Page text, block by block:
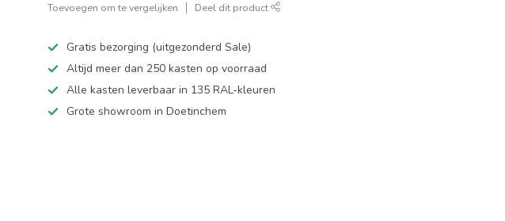
Toevoegen om te vergelijken Deel dit product
Gratis bezorging (uitgezonderd Sale)
Altijd meer dan 250 kasten op voorraad
Alle kasten leverbaar in 135 RAL-kleuren
Grote showroom in Doetinchem